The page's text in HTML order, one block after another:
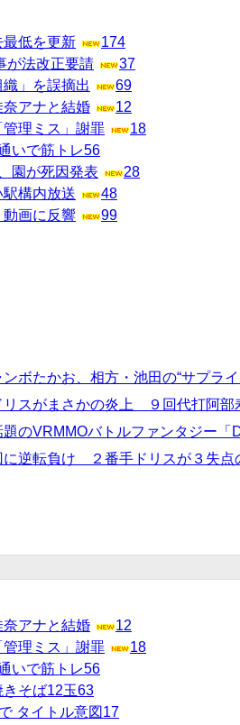
低を更新
174
が法改正要請
37
」を誤摘出
69
アナと結婚
12
理ミス」謝罪
18
いで筋トレ56
園が死因発表
28
構内放送
48
画に反響
99
ボたかお、相方・池田の“サプラ
リスがまさかの炎上 ９回代打阿
題のVRMMOバトルファンタジー
に逆転負け ２番手ドリスが３失
アナと結婚
12
理ミス」謝罪
18
いで筋トレ56
そば12玉63
タイトル意図 17